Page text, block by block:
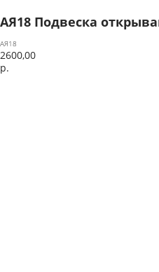
АЯ18 Подвеска
АЯ18
2600,00
р.